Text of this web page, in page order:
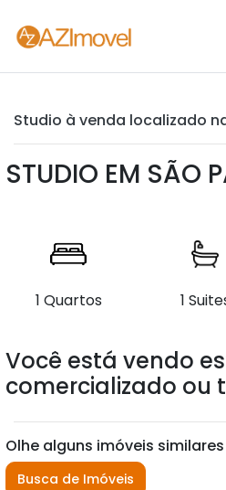
Studio à venda localizado
STUDIO EM SÃO
1 Quartos 1
Você está vendo
comercializado ou
Olhe alguns imóveis
Busca de Imóveis